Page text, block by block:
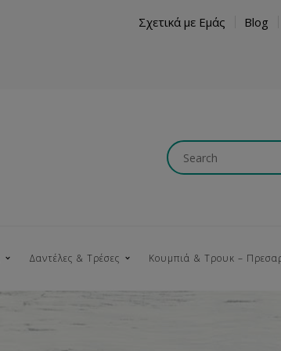
Σχετικά με Εμάς Blog
Δαντέλες & Τρέσες Κουμπιά & Τρουκ –